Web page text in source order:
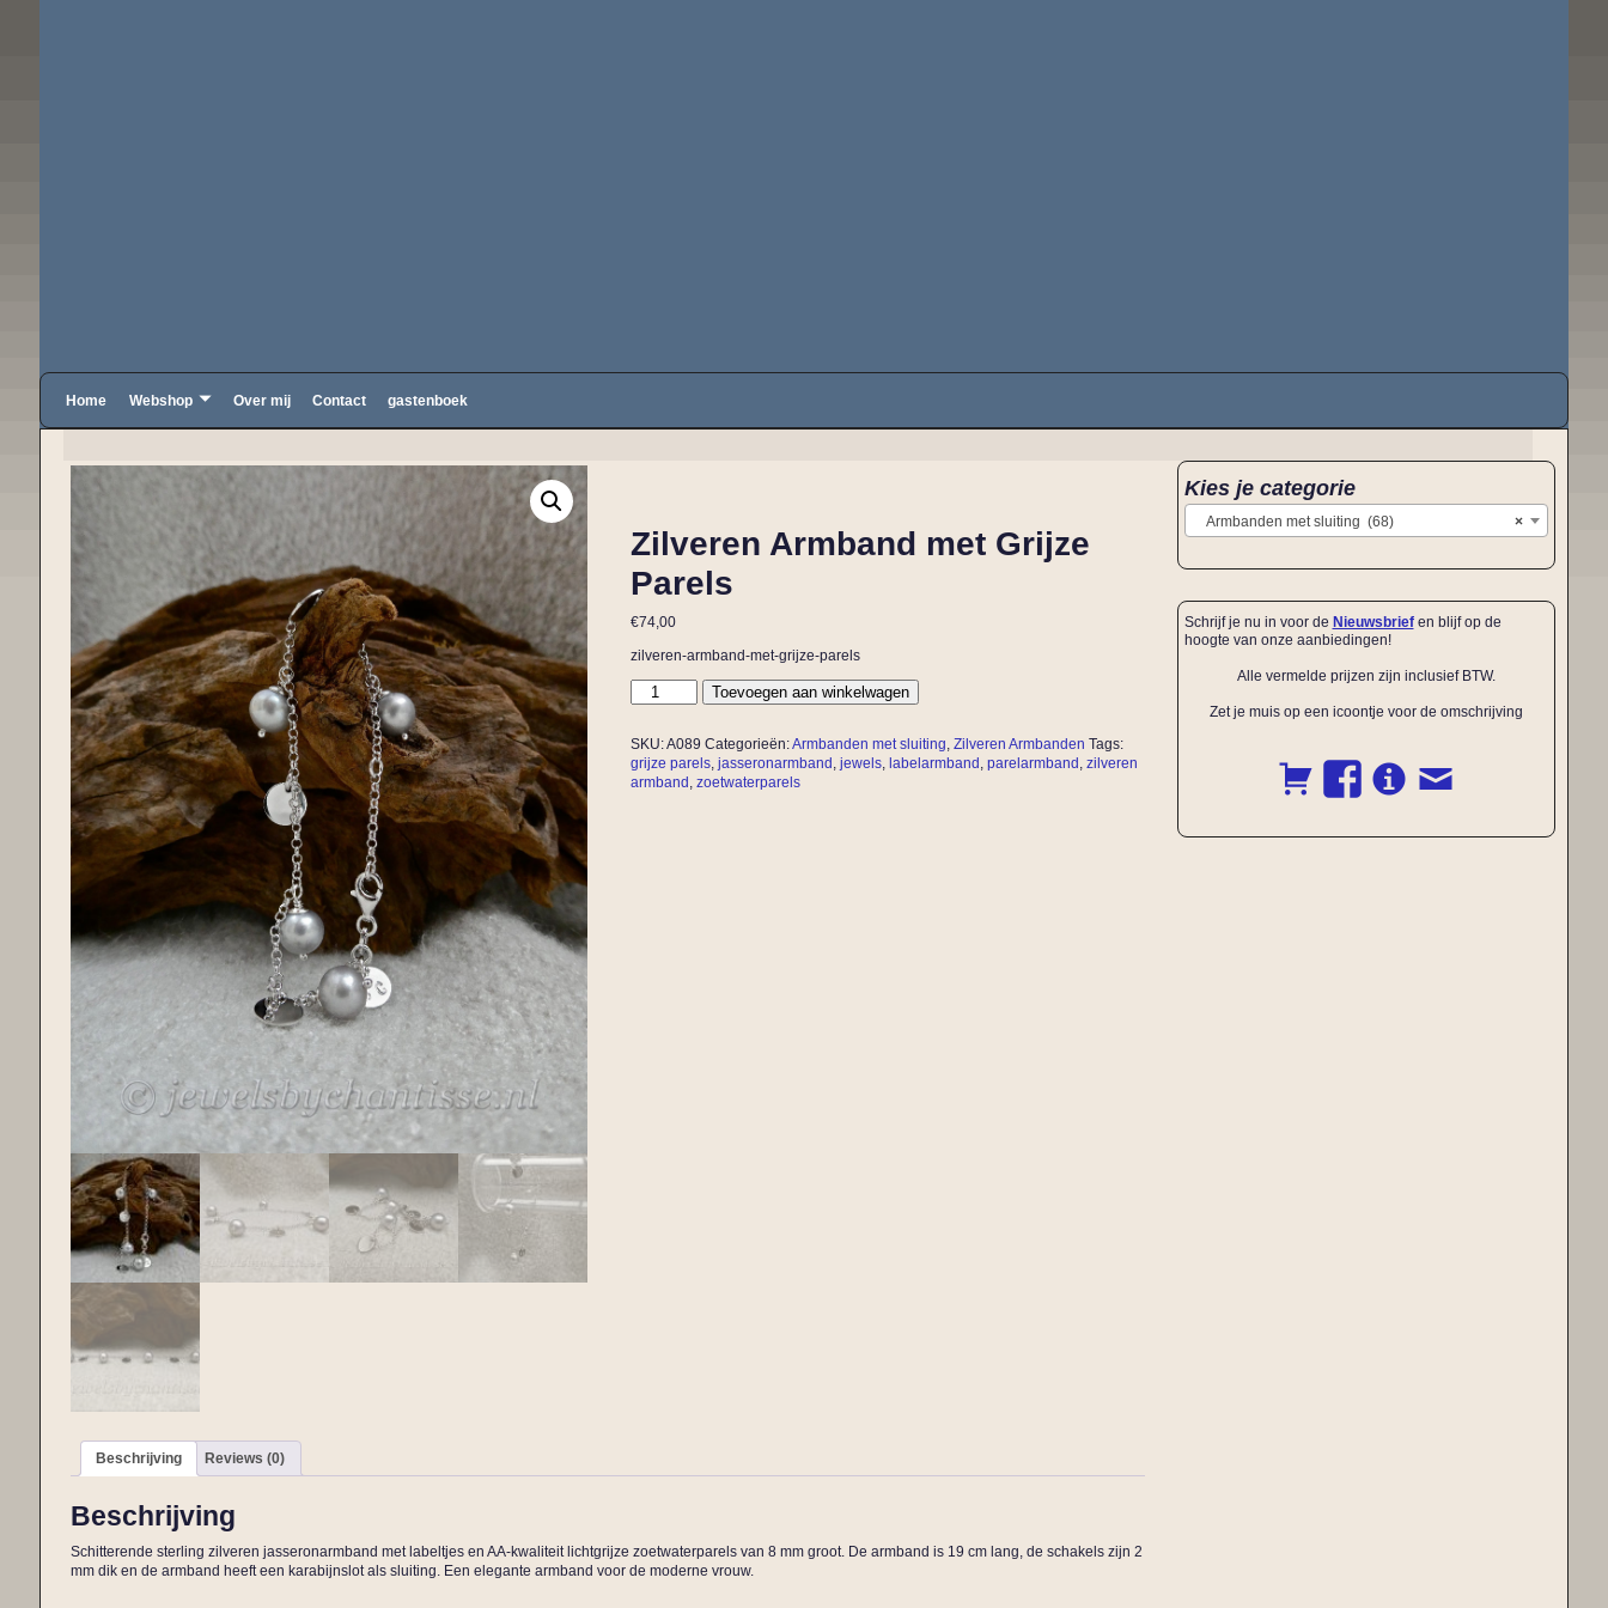
Home Webshop Over mij Contact gastenboek
Zilveren Armband met Grijze
Parels
€74,00
zilveren-armband-met-grijze-parels
Toevoegen aan winkelwagen
SKU:A089 Categorieën:Armbanden met sluiting Zilveren Armbanden Tags:
grijze parels, jasseronarmband jewels, labelarmband parelarmband zilveren
armband zoetwaterparels
Beschrijving Reviews (0)
Beschrijving
Schitterende sterling zilveren jasseronarmband met labeltjes en AA-kwaliteit lichtgrijze zoetwaterparels van 8 mm groot. De armband is 19 cm lang, de schakels zijn 2
mm dik en de armband heeft een karabijnslot als sluiting. Een elegante armband voor de moderne vrouw.
Kies je categorie
×
Armbanden met sluiting (68)
Schrijf je nu in voor de Nieuwsbriefen blijf op de
hoogte van onze aanbiedingen!
Alle vermelde prijzen zijn inclusief BTW.
Zet je muis op een icoontje voor de omschrijving